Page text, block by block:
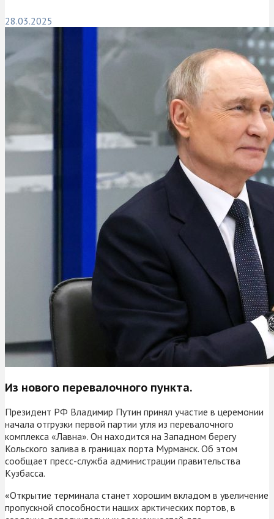
28.03.2025
Из нового перевалочного пункта.
Президент РФ Владимир Путин принял участие в церемонии
начала отгрузки первой партии угля из перевалочного
комплекса «Лавна». Он находится на Западном берегу
Кольского залива в границах порта Мурманск. Об этом
сообщает пресс-служба администрации правительства
Кузбасса.
«Открытие терминала станет хорошим вкладом в увеличение
пропускной способности наших арктических портов, в